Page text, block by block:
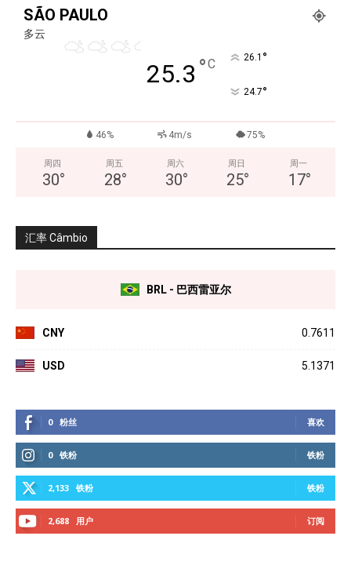
SÃO PAULO
多云
25.3 °C 26.1 °
24.7°
46% 4m/s 75%
周四
30°
周五
28°
周六
30°
周日
25°
周一
17°
汇率 Câmbio
BRL - 巴西雷亚尔
CNY 0.7611
USD 5.1371
0 粉丝 喜欢
0 铁粉 铁粉
2,133 铁粉 铁粉
2,688 用户 订阅